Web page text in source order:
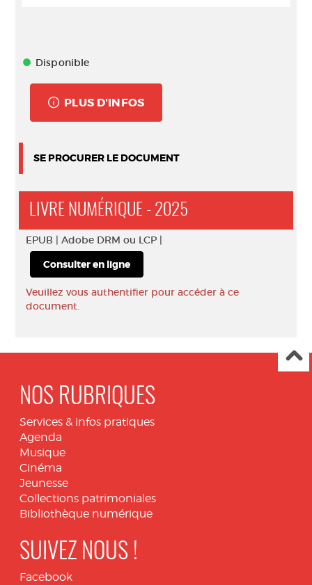
Disponible
PLUS D'INFOS
SE PROCURER LE DOCUMENT
LIVRE NUMÉRIQUE - 2025
EPUB | Adobe DRM ou LCP |
Consulter en ligne
Veuillez vous authentifier pour accéder à ce
document.
NOS RUBRIQUES
Services & infos pratiques
Agenda
Musique
Cinéma
Jeunesse
Collections patrimoniales
Bibliothèque numérique
SUIVEZ NOUS !
Facebook